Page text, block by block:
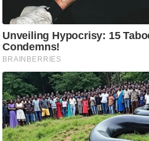
स्टा
इ
ल
टे
क्नॉ
लॉ
जी
ब्यू
टी